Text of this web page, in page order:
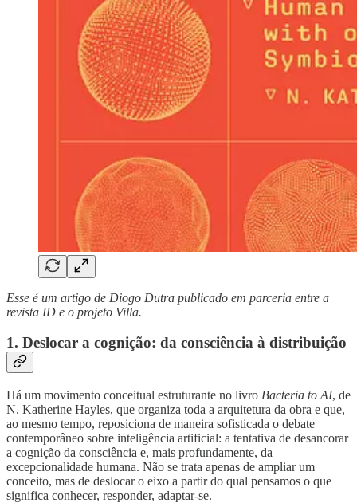
Esse é um artigo de Diogo Dutra publicado em parceria entre a
revista ID e o projeto Villa.
1. Deslocar a cognição: da consciência à distribuição
Há um movimento conceitual estruturante no livro Bacteria to AI, de
N. Katherine Hayles, que organiza toda a arquitetura da obra e que,
ao mesmo tempo, reposiciona de maneira sofisticada o debate
contemporâneo sobre inteligência artificial: a tentativa de desancorar
a cognição da consciência e, mais profundamente, da
excepcionalidade humana. Não se trata apenas de ampliar um
conceito, mas de deslocar o eixo a partir do qual pensamos o que
significa conhecer, responder, adaptar-se.